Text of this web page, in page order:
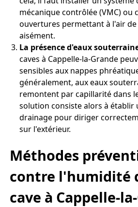
mécanique contrôlée (VMC) ou
ouvertures permettant à l'air de
aisément.
La présence d'eaux
caves à Cappelle-la-Grande
sensibles aux nappes
généralement, aux eaux
remontent par capillarité dans
solution consiste alors à établir
drainage pour diriger
sur l'extérieur.
Méthodes
contre l'humidité
cave à Cappelle-